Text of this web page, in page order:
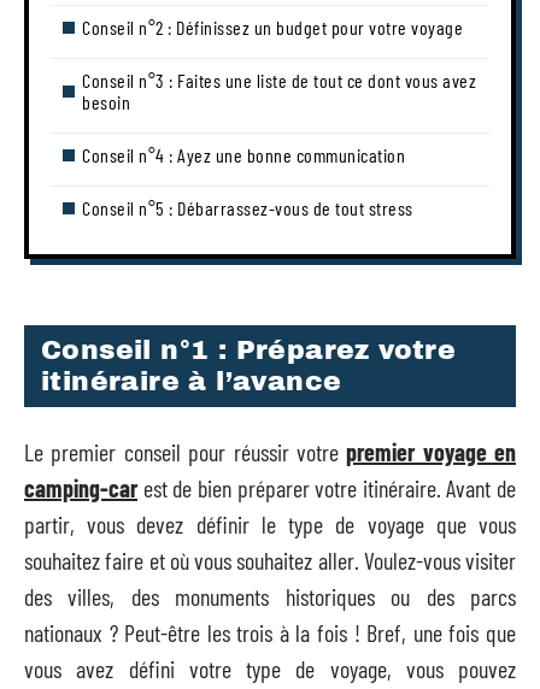
Conseil n°2 : Définissez un budget pour votre voyage
Conseil n°3 : Faites une liste de tout ce dont vous avez
besoin
Conseil n°4 : Ayez une bonne communication
Conseil n°5 : Débarrassez-vous de tout stress
Conseil n°1 : Préparez votre
itinéraire à l’avance
Le premier conseil pour réussir votrepremier voyage en
camping-carest de bien préparer votre itinéraire. Avant de
partir, vous devez définir le type de voyage que vous
souhaitez faire et où vous souhaitez aller. Voulez-vous visiter
des villes, des monuments historiques ou des parcs
nationaux ? Peut-être les trois à la fois ! Bref, une fois que
vous avez défini votre type de voyage, vous pouvez